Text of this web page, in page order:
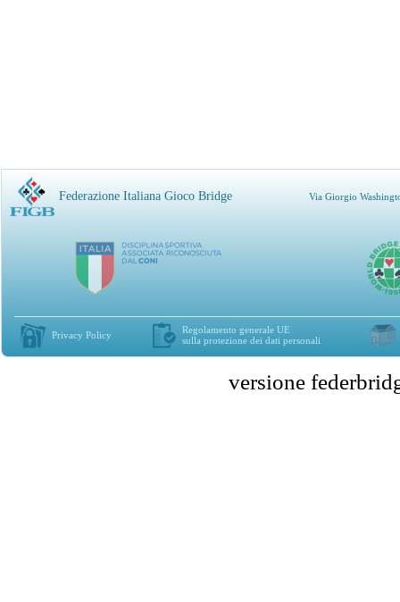
Federazione Italiana Gioco Bridge Via Giorgio
Privacy Policy
Regolamento generale UE
sulla protezione dei dati personali
versione